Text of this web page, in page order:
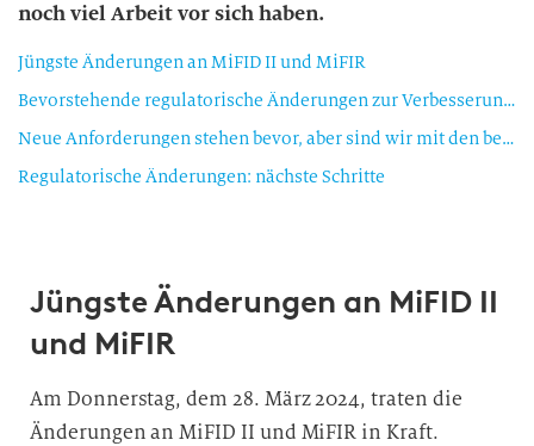
noch viel Arbeit vor sich haben.
Jüngste Änderungen an MiFID II und MiFIR
Bevorstehende regulatorische Änderungen zur Verbesserung des Anlegerschutzes
Neue Anforderungen stehen bevor, aber sind wir mit den bereits geltenden Vorschriften konform?
Regulatorische Änderungen: nächste Schritte
Jüngste Änderungen an MiFID II
und MiFIR
Am Donnerstag, dem 28. März 2024, traten die
Änderungen an MiFID II und MiFIR in Kraft.